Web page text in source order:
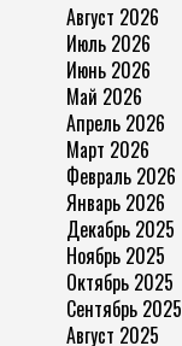
Август 2026
Июль 2026
Июнь 2026
Май 2026
Апрель 2026
Март 2026
Февраль 2026
Январь 2026
Декабрь 2025
Ноябрь 2025
Октябрь 2025
Сентябрь 2025
Август 2025